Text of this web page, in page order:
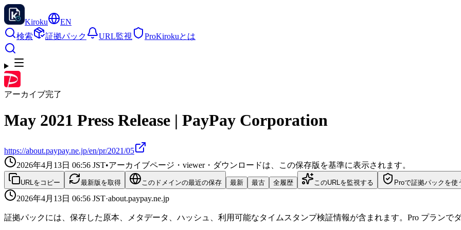
Kiroku
EN
検索
証拠パック URL監視 ProKirokuとは
アーカイブ完了
May 2021 Press Release | PayPay Corporation
https://about.paypay.ne.jp/en/pr/2021/05
2026年4月13日 06:56 JST•アーカイブページ・viewer・ダウンロードは、この保存版を基準に表示されます。
URLをコピー 最新版を取得 このドメインの最近の保存 最新 最古 全履歴 このURLを監視する Proで証拠パックを使
2026年4月13日 06:56 JST·about.paypay.ne.jp
証拠パックには、保存した原本、メタデータ、ハッシュ、利用可能なタイムスタンプ検証情報が含まれます。Pro プランで